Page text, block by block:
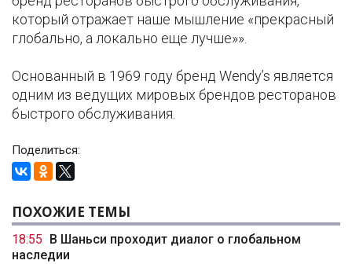
который отражает наше мышление «прекрасный
глобально, а локально еще лучше»».
Основанный в 1969 году бренд Wendy’s является
одним из ведущих мировых брендов ресторанов
быстрого обслуживания.
Поделиться:
ПОХОЖИЕ ТЕМЫ
18:55
В Шаньси проходит диалог о глобальном
наследии